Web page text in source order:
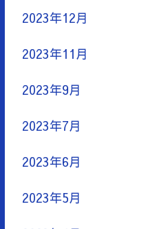
2023年12月
2023年11月
2023年9月
2023年7月
2023年6月
2023年5月